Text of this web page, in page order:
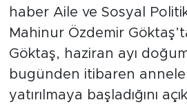
haber Aile ve Sosyal
Mahinur Özdemir
Göktaş, haziran ayı doğum
bugünden itibaren
yatırılmaya başladığını